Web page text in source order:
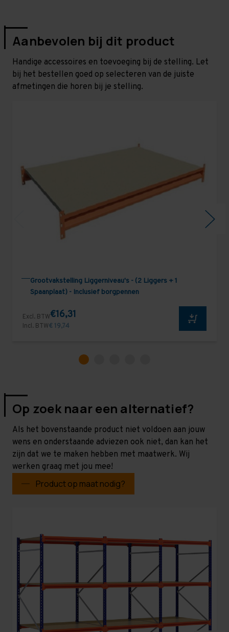
Aanbevolen bij dit product
Handige accessoires en toevoeging bij de stelling. Let
bij het bestellen goed op selecteren van de juiste
afmetingen die horen bij je stelling.
Grootvakstelling Liggerniveau's - (2 Liggers + 1
Spaanplaat) - Inclusief borgpennen
Excl. BTW€16,31
Incl. BTW€ 19,74
Op zoek naar een alternatief?
Als het bovenstaande product niet voldoen aan jouw
wens en onderstaande adviezen ook niet, dan kan het
zijn dat we te maken hebben met maatwerk. Wij
werken graag met jou mee!
Product op maat nodig?